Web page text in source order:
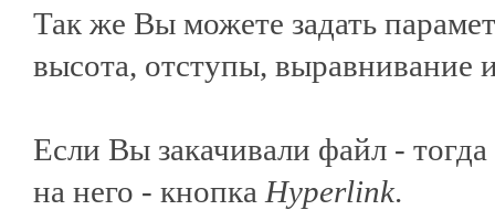
Так же Вы можете задать
высота, отступы, выравнивание
Если Вы закачивали файл -
на него - кнопка Hyperlink.